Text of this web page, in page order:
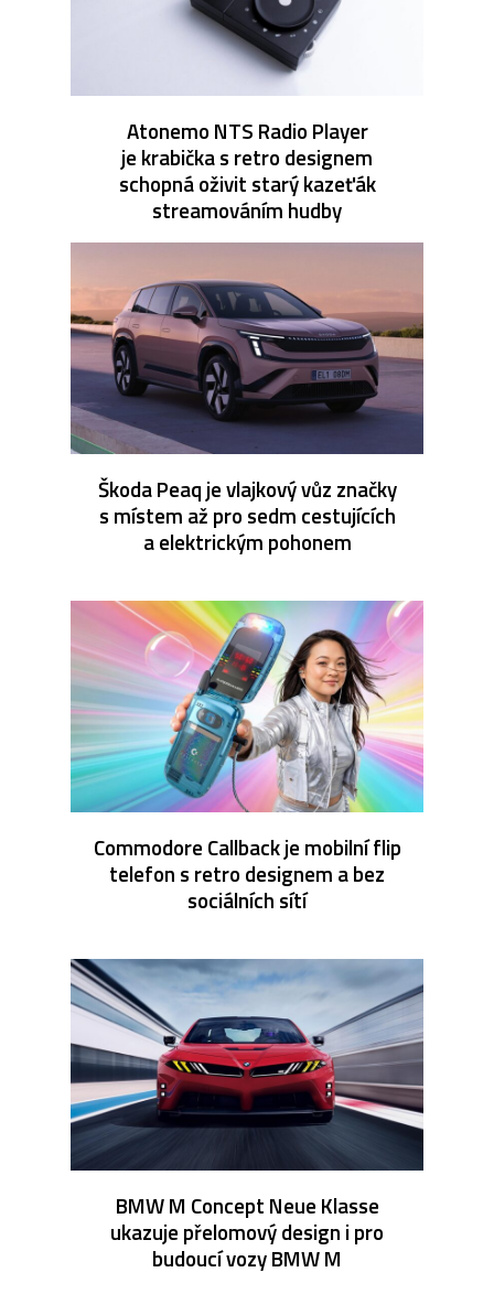
Atonemo NTS Radio Player
je krabička s retro designem
schopná oživit starý kazeťák
streamováním hudby
Škoda Peaq je vlajkový vůz značky
s místem až pro sedm cestujících
a elektrickým pohonem
Commodore Callback je mobilní flip
telefon s retro designem a bez
sociálních sítí
BMW M Concept Neue Klasse
ukazuje přelomový design i pro
budoucí vozy BMW M